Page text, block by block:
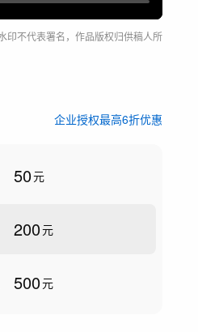
印不代表署名，作品版权归供稿人所
企业授权最高6折优惠
50元
200元
500元